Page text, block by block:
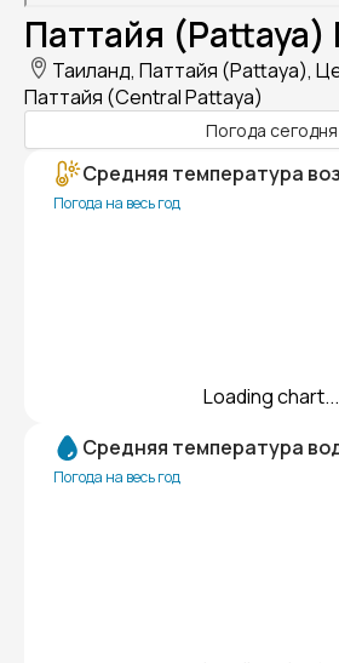
Паттайя (Pattaya)
Таиланд, Паттайя (Pattaya),
Паттайя (Central Pattaya)
Погода сегодня
Средняя температура
Погода на весь год
Loading chart...
Средняя температура
Погода на весь год